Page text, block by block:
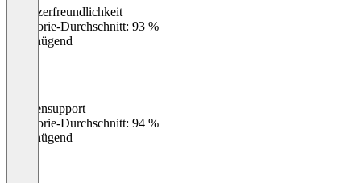
Benutzerfreundlichkeit
Kategorie-Durchschnitt: 93 %
Ungenügend
Kundensupport
Kategorie-Durchschnitt: 94 %
Ungenügend